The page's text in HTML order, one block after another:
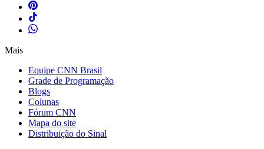
Mais
Equipe CNN Brasil
Grade de Programação
Blogs
Colunas
Fórum CNN
Mapa do site
Distribuição do Sinal